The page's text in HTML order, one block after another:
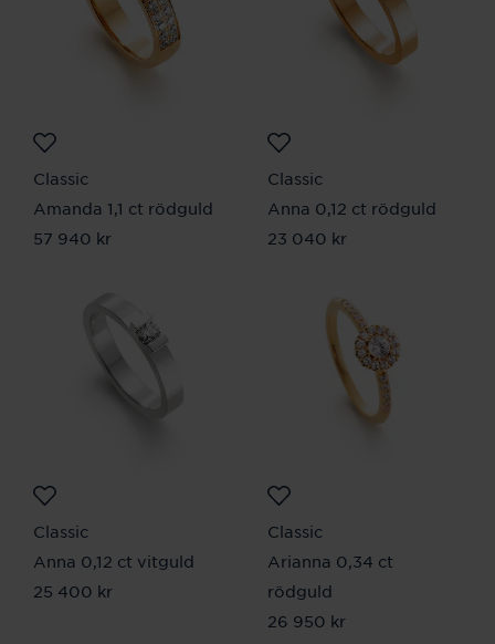
Classic
Amanda 1,1 ct rödguld
Pris:57 940 kr
57 940 kr
Classic
Anna 0,12 ct rödguld
Pris:23 040 kr
23 040 kr
Classic
Anna 0,12 ct vitguld
Pris:25 400 kr
25 400 kr
Classic
Arianna 0,34 ct
rödguld
Pris:26 950 kr
26 950 kr